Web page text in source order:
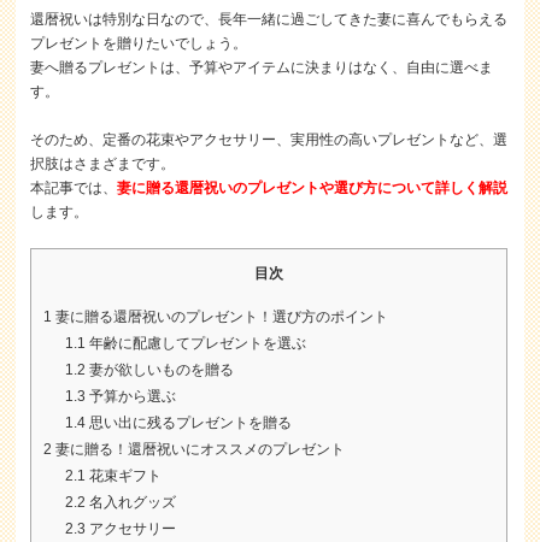
還暦祝いは特別な日なので、長年一緒に過ごしてきた妻に喜んでもらえる
プレゼントを贈りたいでしょう。
妻へ贈るプレゼントは、予算やアイテムに決まりはなく、自由に選べま
す。
そのため、定番の花束やアクセサリー、実用性の高いプレゼントなど、選
択肢はさまざまです。
本記事では、妻に贈る還暦祝いのプレゼントや選び方について詳しく解説
します。
目次
1 妻に贈る還暦祝いのプレゼント！選び方のポイント
1.1 年齢に配慮してプレゼントを選ぶ
1.2 妻が欲しいものを贈る
1.3 予算から選ぶ
1.4 思い出に残るプレゼントを贈る
2 妻に贈る！還暦祝いにオススメのプレゼント
2.1 花束ギフト
2.2 名入れグッズ
2.3 アクセサリー